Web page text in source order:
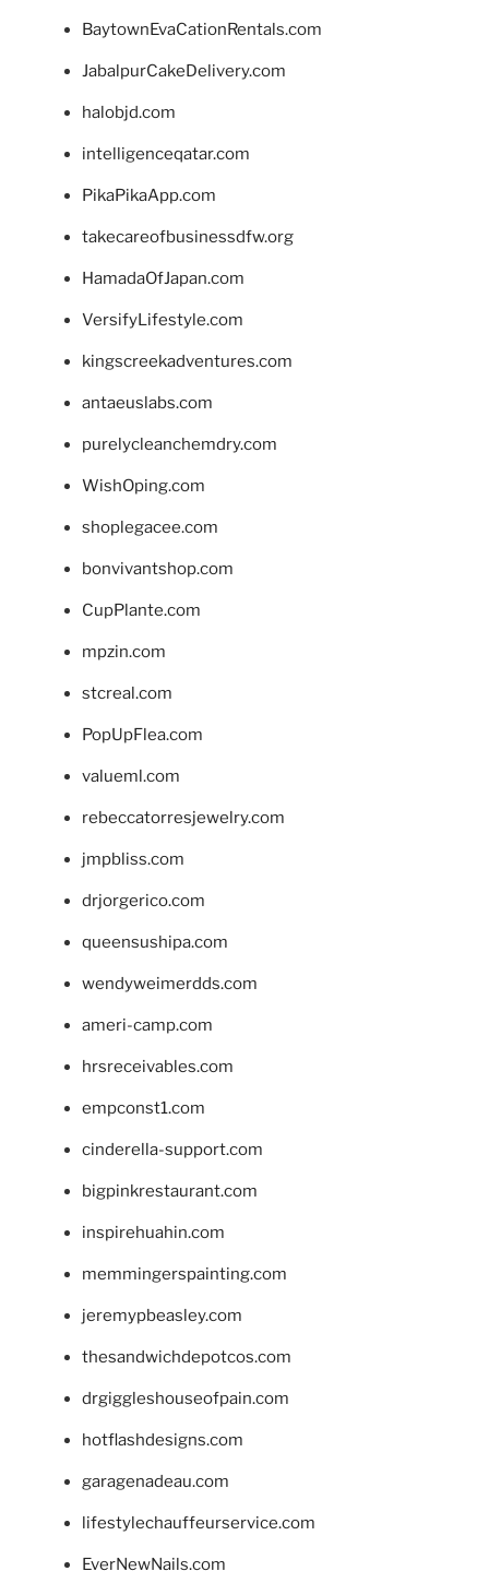
BaytownEvaCationRentals.com
JabalpurCakeDelivery.com
halobjd.com
intelligenceqatar.com
PikaPikaApp.com
takecareofbusinessdfw.org
HamadaOfJapan.com
VersifyLifestyle.com
kingscreekadventures.com
antaeuslabs.com
purelycleanchemdry.com
WishOping.com
shoplegacee.com
bonvivantshop.com
CupPlante.com
mpzin.com
stcreal.com
PopUpFlea.com
valueml.com
rebeccatorresjewelry.com
jmpbliss.com
drjorgerico.com
queensushipa.com
wendyweimerdds.com
ameri-camp.com
hrsreceivables.com
empconst1.com
cinderella-support.com
bigpinkrestaurant.com
inspirehuahin.com
memmingerspainting.com
jeremypbeasley.com
thesandwichdepotcos.com
drgiggleshouseofpain.com
hotflashdesigns.com
garagenadeau.com
lifestylechauffeurservice.com
EverNewNails.com